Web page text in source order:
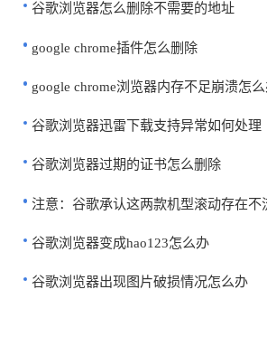
谷歌浏览器怎么删除不需要的地址
google chrome插件怎么删除
google chrome浏览器内存不足崩溃怎
谷歌浏览器迅雷下载支持异常如何处理
谷歌浏览器过期的证书怎么删除
注意：谷歌承认这两款机型滚动存在不
谷歌浏览器变成hao123怎么办
谷歌浏览器出现图片破损情况怎么办